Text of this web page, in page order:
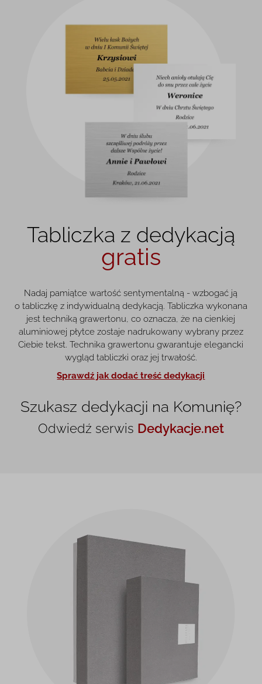
Tabliczka z dedykacją
gratis
Nadaj pamiątce wartość sentymentalną - wzbogać ją
o tabliczkę z indywidualną dedykacją. Tabliczka wykonana
jest techniką grawertonu, co oznacza, że na cienkiej
aluminiowej płytce zostaje nadrukowany wybrany przez
Ciebie tekst. Technika grawertonu gwarantuje elegancki
wygląd tabliczki oraz jej trwałość.
Sprawdź jak dodać treść dedykacji
Szukasz dedykacji na Komunię?
Odwiedź serwis Dedykacje.net